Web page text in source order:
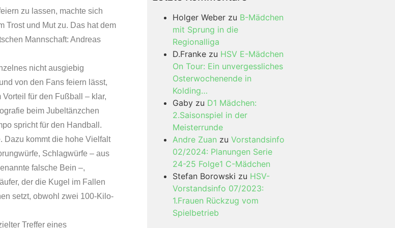
zu lassen, machte sich
Trost und Mut zu. Das hat dem
Mannschaft: Andreas
nicht ausgiebig
von den Fans feiern lässt,
für den Fußball – klar,
beim Jubeltänzchen
spricht für den Handball.
Dazu kommt die hohe Vielfalt
Schlagwürfe – aus
falsche Bein –,
der die Kugel im Fallen
setzt, obwohl zwei 100-Kilo-
Treffer eines
Holger Weberzu B-Mädchen
mit Sprung in die
Regionalliga
D.Frankezu HSV E-Mädchen
On Tour: Ein unvergessliches
Osterwochenende in
Kolding…
Gabyzu D1 Mädchen:
2.Saisonspiel in der
Meisterrunde
Andre Zuan zu Vorstandsinfo
02/2024: Planungen Serie
24-25 Folge1 C-Mädchen
Stefan Borowski zu HSV-
Vorstandsinfo 07/2023:
1.Frauen Rückzug vom
Spielbetrieb